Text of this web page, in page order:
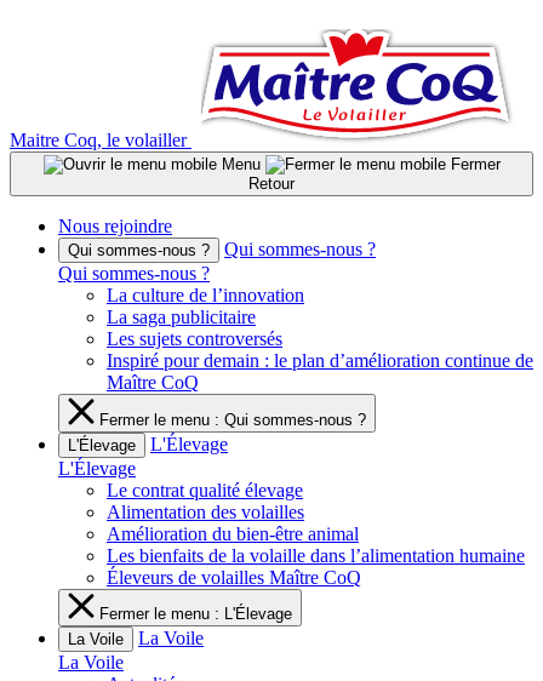
Maitre Coq, le volailler
Menu
Fermer
Retour
Nous rejoindre
Qui sommes-nous ?
Qui sommes-nous ?
Qui sommes-nous ?
La culture de l’innovation
La saga publicitaire
Les sujets controversés
Inspiré pour demain : le plan d’amélioration continue de
Maître CoQ
Fermer le menu : Qui sommes-nous ?
L'Élevage
L'Élevage
L'Élevage
Le contrat qualité élevage
Alimentation des volailles
Amélioration du bien-être animal
Les bienfaits de la volaille dans l’alimentation humaine
Éleveurs de volailles Maître CoQ
Fermer le menu : L'Élevage
La Voile
La Voile
La Voile